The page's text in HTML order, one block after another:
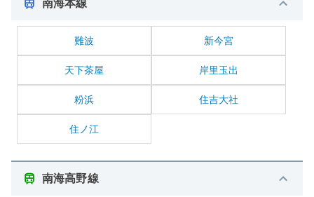
南海本線
難波 新今宮
天下茶屋 岸里玉出
粉浜 住吉大社
住ノ江
南海高野線